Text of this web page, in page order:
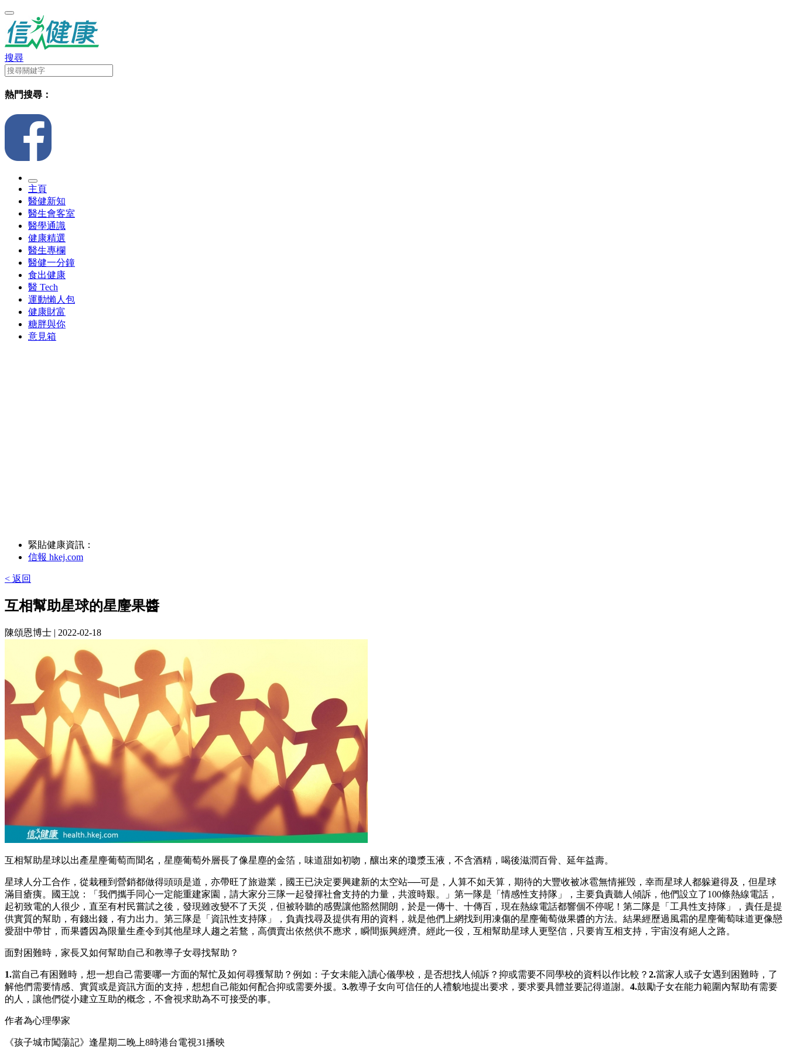
搜尋
熱門搜尋：
主頁
醫健新知
醫生會客室
醫學通識
健康精選
醫生專欄
醫健一分鐘
食出健康
醫 Tech
運動懶人包
健康財富
糖胖與你
意見箱
緊貼健康資訊：
信報 hkej.com
< 返回
互相幫助星球的星麈果醬
陳頌恩博士 | 2022-02-18
互相幫助星球以出產星麈葡萄而聞名，星塵葡萄外層長了像星塵的金箔，味道甜如初吻，釀出來的瓊漿玉液，不含酒精，喝後滋潤百骨、延年益壽。
星球人分工合作，從栽種到營銷都做得頭頭是道，亦帶旺了旅遊業，國王已決定要興建新的太空站──可是，人算不如天算，期待的大豐收被冰雹無情摧毁，幸而星球人都躲避得及，但星球
滿目瘡痍。國王說：「我們攜手同心一定能重建家園，請大家分三隊一起發揮社會支持的力量，共渡時艱。」第一隊是「情感性支持隊」，主要負責聽人傾訴，他們設立了100條熱線電話，
起初致電的人很少，直至有村民嘗試之後，發現雖改變不了天災，但被聆聽的感覺讓他豁然開朗，於是一傳十、十傳百，現在熱線電話都響個不停呢！第二隊是「工具性支持隊」，責任是提
供實質的幫助，有錢出錢，有力出力。第三隊是「資訊性支持隊」，負責找尋及提供有用的資料，就是他們上網找到用凍傷的星麈葡萄做果醬的方法。結果經歷過風霜的星麈葡萄味道更像戀
愛甜中帶甘，而果醬因為限量生產令到其他星球人趨之若鶩，高價賣出依然供不應求，瞬間振興經濟。經此一役，互相幫助星球人更堅信，只要肯互相支持，宇宙沒有絕人之路。
面對困難時，家長又如何幫助自己和教導子女尋找幫助？
1.當自己有困難時，想一想自己需要哪一方面的幫忙及如何尋獲幫助？例如：子女未能入讀心儀學校，是否想找人傾訴？抑或需要不同學校的資料以作比較？ 2.當家人或子女遇到困難時，了
解他們需要情感、實質或是資訊方面的支持，想想自己能如何配合抑或需要外援。 3.教導子女向可信任的人禮貌地提出要求，要求要具體並要記得道謝。 4.鼓勵子女在能力範圍內幫助有需要
的人，讓他們從小建立互助的概念，不會視求助為不可接受的事。
作者為心理學家
《孩子城市闖蕩記》逢星期二晚上8時港台電視31播映